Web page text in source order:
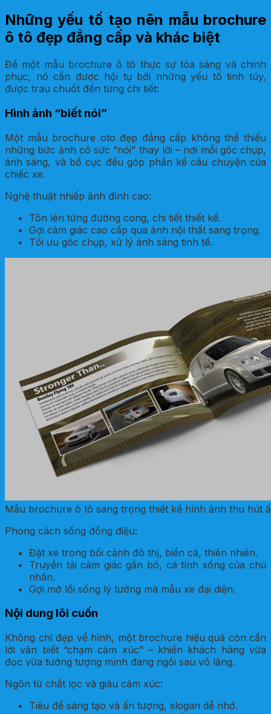
Những yếu tố tạo nên mẫu brochure
ô tô đẹp đẳng cấp và khác biệt
Để một mẫu brochure ô tô thực sự tỏa sáng và chinh
phục, nó cần được hội tụ bởi những yếu tố tinh túy,
được trau chuốt đến từng chi tiết:
Hình ảnh “biết nói”
Một mẫu brochure oto đẹp đẳng cấp không thể thiếu
những bức ảnh có sức “nói” thay lời – nơi mỗi góc chụp,
ánh sáng, và bố cục đều góp phần kể câu chuyện của
chiếc xe.
Nghệ thuật nhiếp ảnh đỉnh cao:
Tôn lên từng đường cong, chi tiết thiết kế.
Gợi cảm giác cao cấp qua ảnh nội thất sang trọng.
Tối ưu góc chụp, xử lý ánh sáng tinh tế.
Mẫu brochure ô tô sang trọng thiết kế hình ảnh thu hút
Phong cách sống đồng điệu:
Đặt xe trong bối cảnh đô thị, biển cả, thiên nhiên.
Truyền tải cảm giác gắn bó, cá tính sống của chủ
nhân.
Gợi mở lối sống lý tưởng mà mẫu xe đại diện.
Nội dung lôi cuốn
Không chỉ đẹp về hình, một brochure hiệu quả còn cần
lời văn biết “chạm cảm xúc” – khiến khách hàng vừa
đọc vừa tưởng tượng mình đang ngồi sau vô lăng.
Ngôn từ chắt lọc và giàu cảm xúc:
Tiêu đề sáng tạo và ấn tượng, slogan dễ nhớ.